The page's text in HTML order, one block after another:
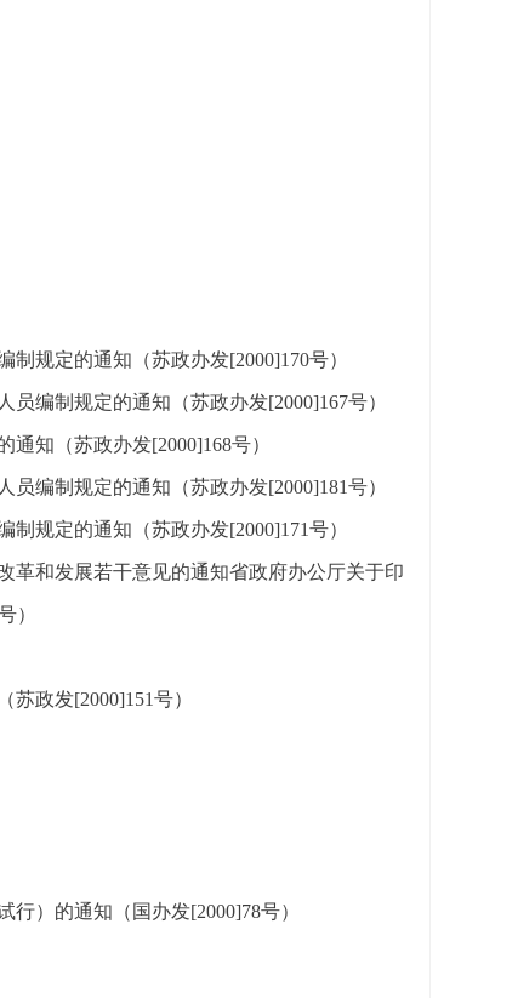
规定的通知（苏政办发[2000]170号）
编制规定的通知（苏政办发[2000]167号）
知（苏政办发[2000]168号）
编制规定的通知（苏政办发[2000]181号）
规定的通知（苏政办发[2000]171号）
革和发展若干意见的通知省政府办公厅关于印
）
政发[2000]151号）
）的通知（国办发[2000]78号）